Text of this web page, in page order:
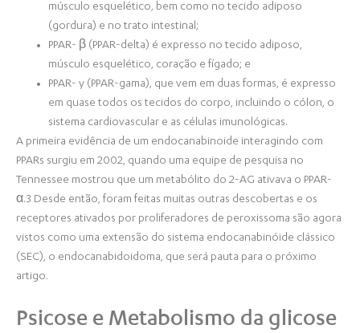
músculo esquelético, bem como no tecido adiposo
(gordura) e no trato intestinal;
PPAR- β (PPAR-delta) é expresso no tecido adiposo,
músculo esquelético, coração e fígado; e
PPAR- y (PPAR-gama), que vem em duas formas, é expresso
em quase todos os tecidos do corpo, incluindo o cólon, o
sistema cardiovascular e as células imunológicas.
A primeira evidência de um endocanabinoide interagindo com
PPARs surgiu em 2002, quando uma equipe de pesquisa no
Tennessee mostrou que um metabólito do 2-AG ativava o PPAR-
α.3 Desde então, foram feitas muitas outras descobertas e os
receptores ativados por proliferadores de peroxissoma são agora
vistos como uma extensão do sistema endocanabinóide clássico
(SEC), o endocanabidoidoma, que será pauta para o próximo
artigo.
Psicose e Metabolismo da glicose